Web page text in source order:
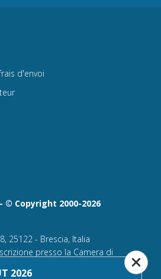
Copyright 2000-2026
25122 - Brescia, Italia
presso la Camera di
d'envoi
2026